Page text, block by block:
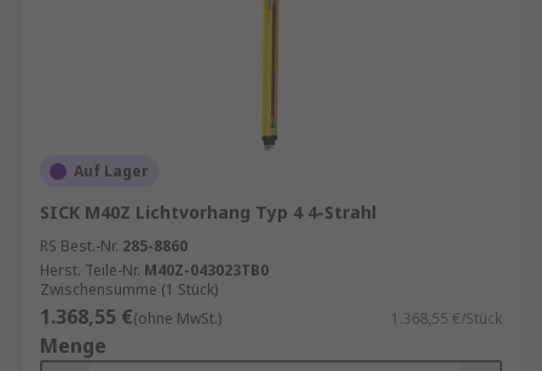
Automatisierungsanwendungen
Steuerungssystemen, was sie besonders
vielseitig einsetzbar macht.
Einsatzbereiche von Lichtvorhängen
Maschinensicherheit (Sicherheits-
Lichtvorhänge): Hier dienen Lichtvorhänge
gemäß Sicherheitsnorm EN ISO 13849 oder IEC
61496 dazu, Bedienpersonen vor gefährlichen
Auf Lager
SICK M40Z Lichtvorhang Typ 4 4-Strahl
RS Best.-Nr. 285-8860
Herst. Teile-Nr. M40Z-043023TB0
Zwischensumme (1 Stück)
1.368,55 €(ohne MwSt.) 1.368,55 €/Stück
Menge